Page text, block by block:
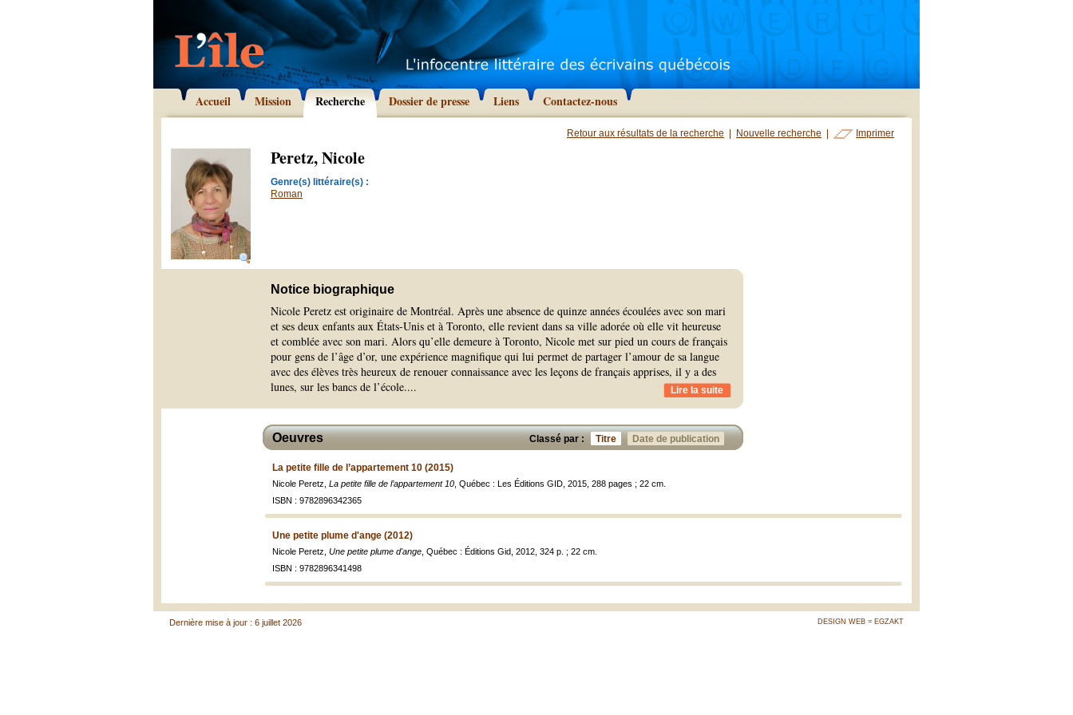
Accueil Mission Recherche Dossier de presse Liens Contactez-nous
Retour aux résultats de la recherche Nouvelle recherche Imprimer
Peretz, Nicole
Genre(s) littéraire(s) :
Roman
Notice biographique
Nicole Peretz est originaire de Montréal. Après une absence de quinze années écoulées avec son mari
et ses deux enfants aux États-Unis et à Toronto, elle revient dans sa ville adorée où elle vit heureuse
et comblée avec son mari. Alors qu’elle demeure à Toronto, Nicole met sur pied un cours de français
pour gens de l’âge d’or, une expérience magnifique qui lui permet de partager l’amour de sa langue
avec des élèves très heureux de renouer connaissance avec les leçons de français apprises, il y a des
lunes, sur les bancs de l’école.... Lire la suite
Classé par : Titre Date de publication
Oeuvres
La petite fille de l’appartement 10 (2015)
Nicole Peretz, La petite fille de l’appartement 10 , Québec : Les Éditions GID, 2015, 288 pages ; 22 cm.
ISBN : 9782896342365
Une petite plume d'ange (2012)
Nicole Peretz, Une petite plume d'ange , Québec : Éditions Gid, 2012, 324 p. ; 22 cm.
ISBN : 9782896341498
DESIGN WEB = EGZAKT
Dernière mise à jour : 6 juillet 2026